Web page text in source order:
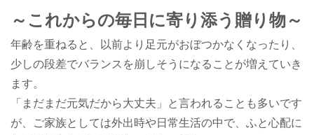
～これからの毎日に寄り添う贈り物～
年齢を重ねると、以前より足元がおぼつかなくなったり、
少しの段差でバランスを崩しそうになることが増えていき
ます。
「まだまだ元気だから大丈夫」と言われることも多いです
が、ご家族としては外出時や日常生活の中で、ふと心配に